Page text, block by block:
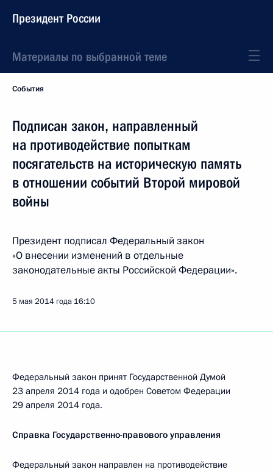
Президент России
Материалы по выбранной теме
События
Подписан закон, направленный
на противодействие попыткам
посягательств на историческую память
в отношении событий Второй мировой
войны
Президент подписал Федеральный закон
«О внесении изменений в отдельные
законодательные акты Российской Федерации».
5 мая 2014 года 16:10
Федеральный закон принят Государственной Думой
23 апреля 2014 года и одобрен Советом Федерации
29 апреля 2014 года.
Справка Государственно-правового управления
Федеральный закон направлен на противодействие